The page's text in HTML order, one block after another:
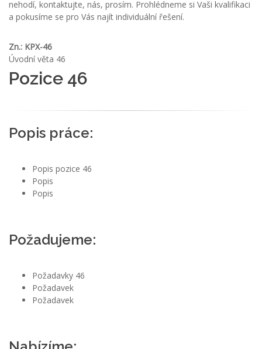
nehodí, kontaktujte, nás, prosím. Prohlédneme si Vaši kvalifikaci
a pokusíme se pro Vás najít individuální řešení.
Zn.: KPX-46
Úvodní věta 46
Pozice 46
Popis práce:
Popis pozice 46
Popis
Popis
Požadujeme:
Požadavky 46
Požadavek
Požadavek